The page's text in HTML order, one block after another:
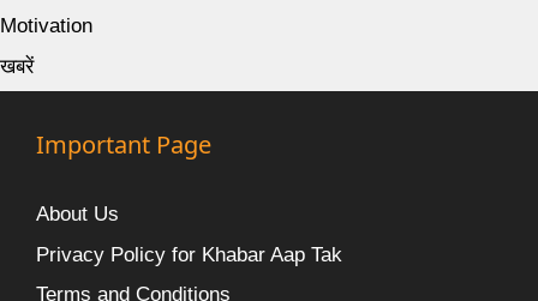
Motivation
खबरें
Important Page
About Us
Privacy Policy for Khabar Aap Tak
Terms and Conditions